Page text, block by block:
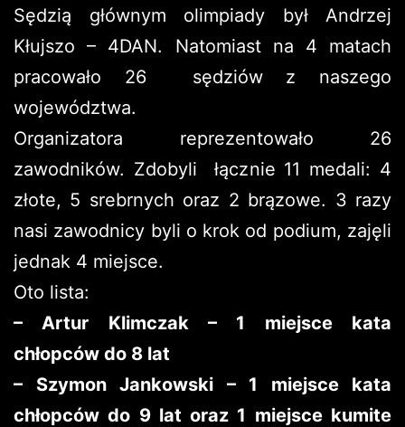
Sędzią głównym olimpiady był Andrzej
Kłujszo – 4DAN. Natomiast na 4 matach
pracowało 26 sędziów z naszego
województwa.
Organizatora reprezentowało 26
zawodników. Zdobyli łącznie 11 medali: 4
złote, 5 srebrnych oraz 2 brązowe. 3 razy
nasi zawodnicy byli o krok od podium, zajęli
jednak 4 miejsce.
Oto lista:
– Artur Klimczak – 1 miejsce kata
chłopców do 8 lat
– Szymon Jankowski – 1 miejsce kata
chłopców do 9 lat oraz 1 miejsce kumite